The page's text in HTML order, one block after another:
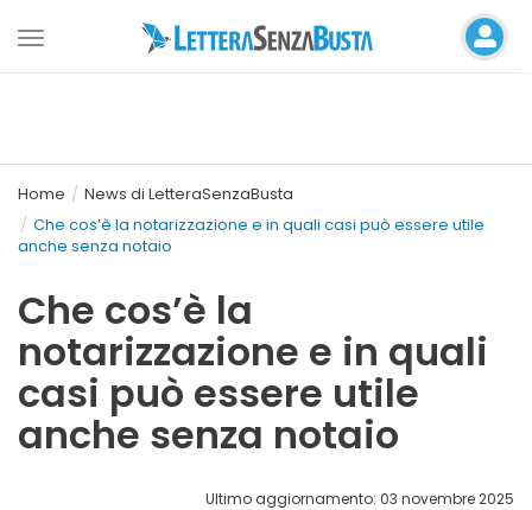
Toggle
Home
News di LetteraSenzaBusta
Che cos’è la notarizzazione e in quali casi può essere utile
anche senza notaio
Che cos’è la
notarizzazione e in quali
casi può essere utile
anche senza notaio
Ultimo aggiornamento: 03 novembre 2025